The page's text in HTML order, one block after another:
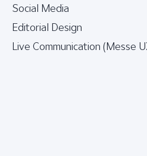
Social Media
Editorial Design
Live Communication (Messe